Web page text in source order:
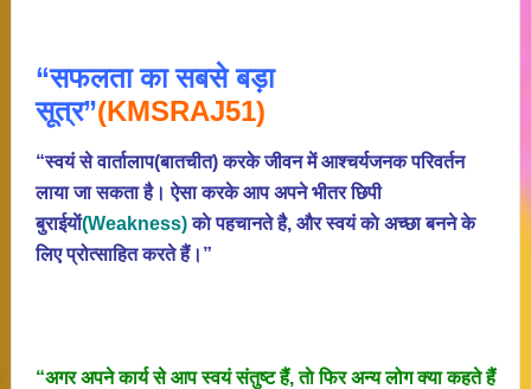
“सफलता का सबसे बड़ा
सूत्र”(KMSRAJ51)
“स्वयं से वार्तालाप(बातचीत) करके जीवन में आश्चर्यजनक परिवर्तन
लाया जा सकता है। ऐसा करके आप अपने भीतर छिपी
बुराईयाें(Weakness)काे पहचानते है, और स्वयं काे अच्छा बनने के
लिए प्रोत्साहित करते हैं।”
“अगर अपने कार्य से आप स्वयं संतुष्ट हैं, ताे फिर अन्य लोग क्या कहते हैं